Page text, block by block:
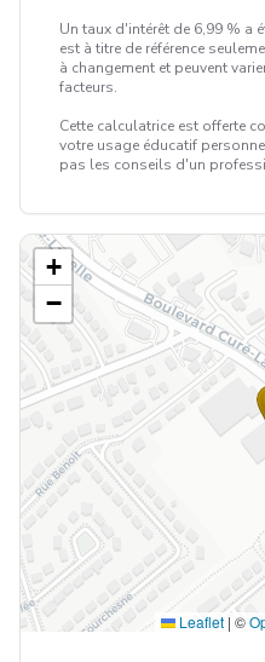
Un taux d'intérêt de 6,99 % a
est à titre de référence
à changement et peuvent
facteurs.
Cette calculatrice est offerte
votre usage éducatif
pas les conseils d'un
+
−
Leaflet | ©